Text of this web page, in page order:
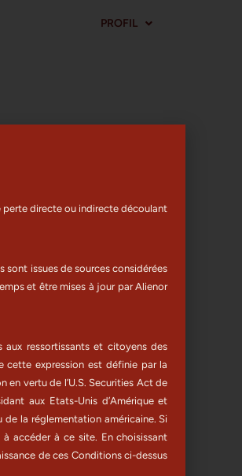
PROFIL
perte directe ou indirecte découlant
sont issues de sources considérées
et être mises à jour par Alienor
aux ressortissants et citoyens des
cette expression est définie par la
en vertu de l’U.S. Securities Act de
aux Etats-Unis d’Amérique et
la réglementation américaine. Si
à accéder à ce site. En choisissant
de ces Conditions ci-dessus